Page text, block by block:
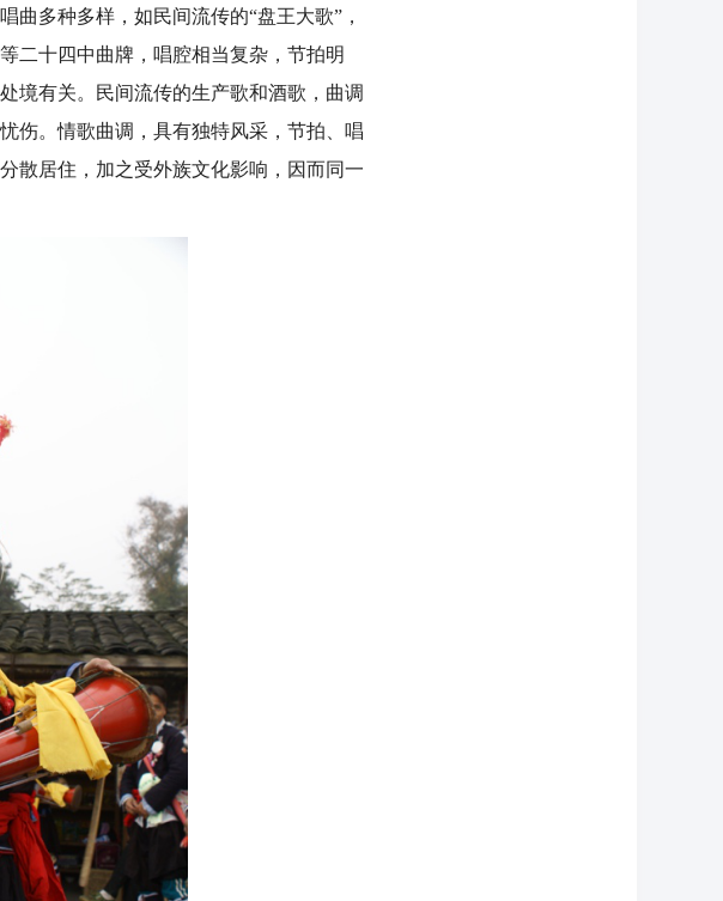
多种多样，如民间流传的“盘王大歌”，
二十四中曲牌，唱腔相当复杂，节拍明
境有关。民间流传的生产歌和酒歌，曲调
伤。情歌曲调，具有独特风采，节拍、唱
散居住，加之受外族文化影响，因而同一